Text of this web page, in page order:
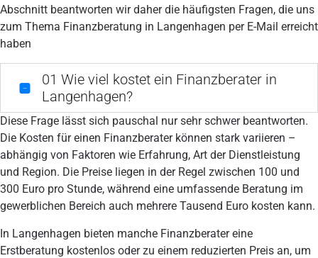
Abschnitt beantworten wir daher die häufigsten Fragen, die uns
zum Thema Finanzberatung in Langenhagen per E-Mail erreicht
haben
01 Wie viel kostet ein Finanzberater in
Langenhagen?
Diese Frage lässt sich pauschal nur sehr schwer beantworten.
Die Kosten für einen Finanzberater können stark variieren –
abhängig von Faktoren wie Erfahrung, Art der Dienstleistung
und Region. Die Preise liegen in der Regel zwischen 100 und
300 Euro pro Stunde, während eine umfassende Beratung im
gewerblichen Bereich auch mehrere Tausend Euro kosten kann.
In Langenhagen bieten manche Finanzberater eine
Erstberatung kostenlos oder zu einem reduzierten Preis an, um